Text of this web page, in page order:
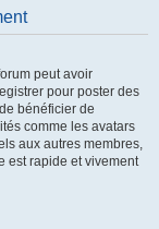
peut avoir
pour poster des
bénéficier de
comme les avatars
aux autres membres,
est rapide et vivement